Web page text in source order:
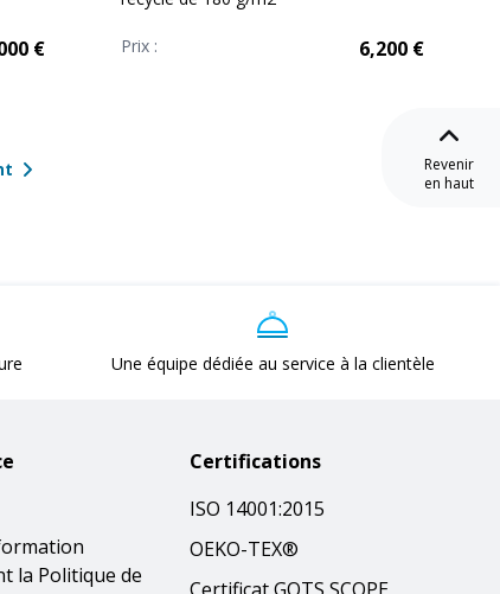
€ Prix : 6,200€
Revenir
en haut
Une équipe dédiée au service à la clientèle
la Politique de
Certifications
ISO 14001:2015
OEKO-TEX®